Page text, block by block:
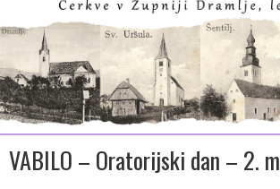
VABILO – Oratorijski dan – 2.